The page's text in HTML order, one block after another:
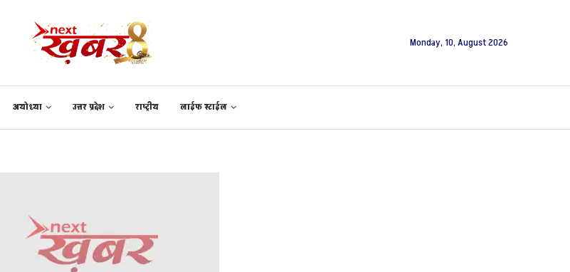
Monday, 10, August 2026
अयोध्या उत्तर प्रदेश राष्ट्रीय लाईफ स्टाईल